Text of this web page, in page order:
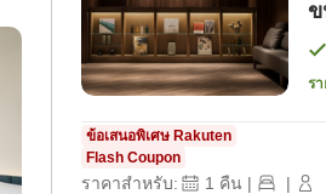
ข
ร
ข้อเสนอพิเศษ Rakuten
Flash Coupon
ราคาสำหรับ: 1 คืน | |